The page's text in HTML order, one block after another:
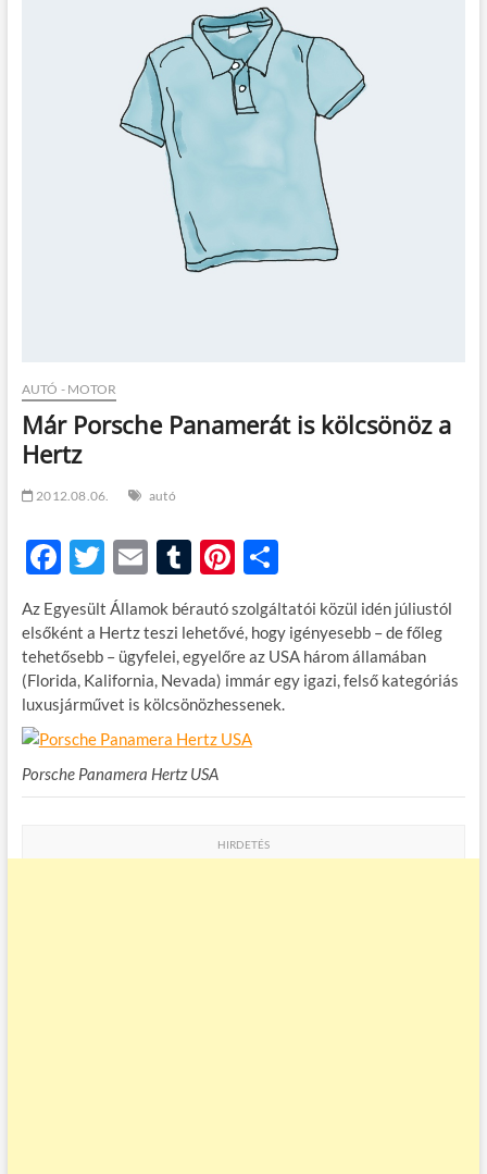
AUTÓ - MOTOR
Már Porsche Panamerát is kölcsönöz a
Hertz
2012.08.06. autó
F
ac
e
b
o
o
k
T
w
itt
er
E
m
ail
T
m
bl
r
Pi
nt
er
es
t
O
ss
za
m
e
Az Egyesült Államok bérautó szolgáltatói közül idén júliustól
elsőként a Hertz teszi lehetővé, hogy igényesebb – de főleg
tehetősebb – ügyfelei, egyelőre az USA három államában
(Florida, Kalifornia, Nevada) immár egy igazi, felső kategóriás
luxusjárművet is kölcsönözhessenek.
Porsche Panamera Hertz USA
HIRDETÉS